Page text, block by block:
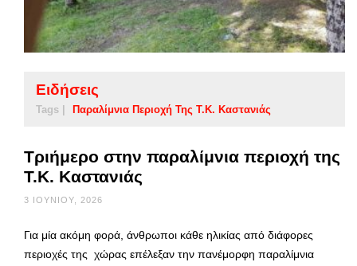
Ειδήσεις
Tags | Παραλίμνια Περιοχή Της Τ.Κ. Καστανιάς
Τριήμερο στην παραλίμνια περιοχή της
Τ.Κ. Καστανιάς
3 ΙΟΥΝΊΟΥ, 2026
Για μία ακόμη φορά, άνθρωποι κάθε ηλικίας από διάφορες
περιοχές της χώρας επέλεξαν την πανέμορφη παραλίμνια